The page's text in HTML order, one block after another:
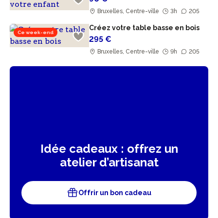
Bruxelles, Centre-ville 3h 205
Ce week-end
Créez votre table basse en bois
295 €
Bruxelles, Centre-ville 9h 205
Idée cadeaux : offrez un
atelier d’artisanat
Offrir un bon cadeau